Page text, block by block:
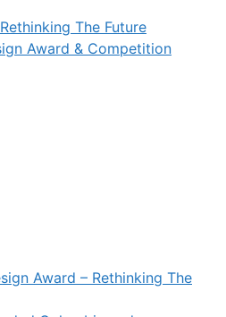
The Future
Award & Competition
Award – Rethinking The